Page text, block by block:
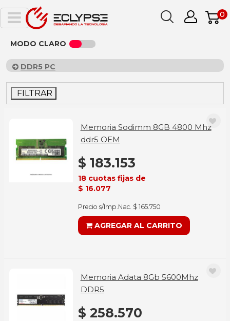
0
MODO CLARO
DDR5 PC
FILTRAR
Memoria Sodimm 8GB 4800 Mhz
ddr5 OEM
$ 183.153
18 cuotas fijas de
$ 16.077
Precio s/Imp.Nac. $ 165.750
AGREGAR AL CARRITO
Memoria Adata 8Gb 5600Mhz
DDR5
$ 258.570